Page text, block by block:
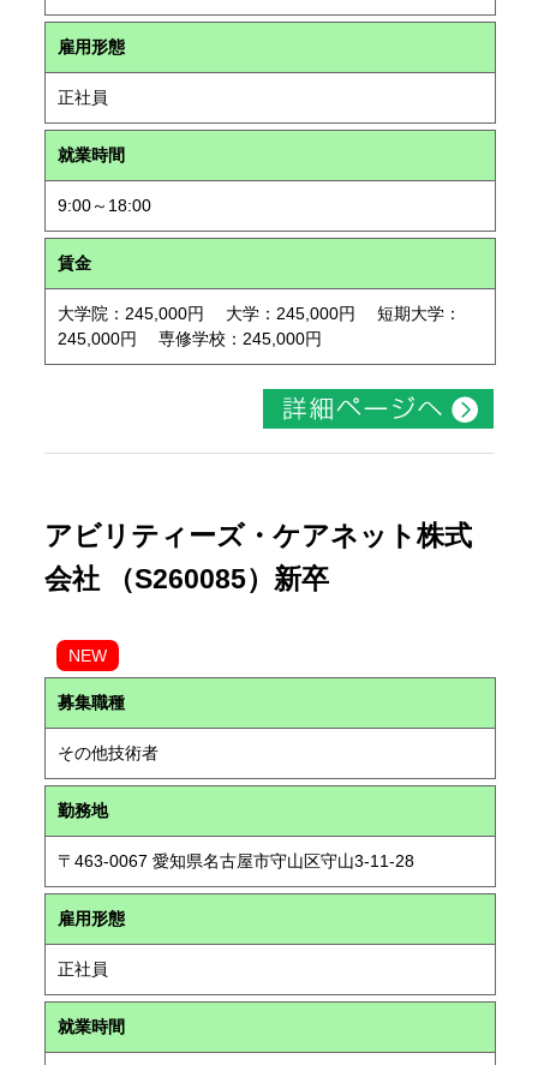
雇用形態
正社員
就業時間
9:00～18:00
賃金
大学院：245,000円 大学：245,000円 短期大学：
245,000円 専修学校：245,000円
アビリティーズ・ケアネット株式
会社 （S260085）新卒
NEW
募集職種
その他技術者
勤務地
〒463-0067 愛知県名古屋市守山区守山3-11-28
雇用形態
正社員
就業時間